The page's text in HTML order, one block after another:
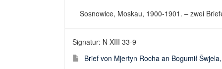
Sosnowice, Moskau, 1900-1901. – zwei
Signatur: N XIII 33-9
Brief von Mjertyn Rocha an Bogumił